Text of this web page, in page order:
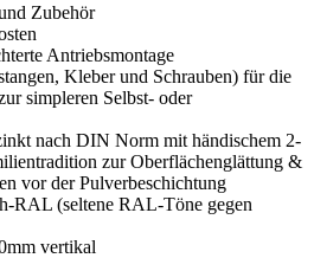
Zubehör
Antriebsmontage
Kleber und Schrauben) für die
simpleren Selbst- oder
nach DIN Norm mit händischem 2-
zur Oberflächenglättung &
vor der Pulverbeschichtung
RAL (seltene RAL-Töne gegen
vertikal